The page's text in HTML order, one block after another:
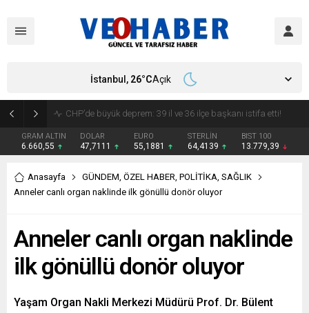
GRAM ALTIN
6.660,55
DOLAR
47,7111
EURO
55,1881
STERLİN
64,4139
BIST 100
13.779,39
İstanbul, 26°CAçık
Anasayfa GÜNDEM, ÖZEL HABER, POLİTİKA, SAĞLIK
Anneler canlı organ naklinde ilk gönüllü donör oluyor
Anneler canlı organ naklinde
ilk gönüllü donör oluyor
Yaşam Organ Nakli Merkezi Müdürü Prof. Dr. Bülent